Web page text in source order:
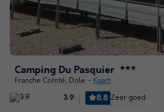
Camping Du Pasquier ★★★
Franche Comté, Dole Kaart
3.9 8.8 Zeer goed